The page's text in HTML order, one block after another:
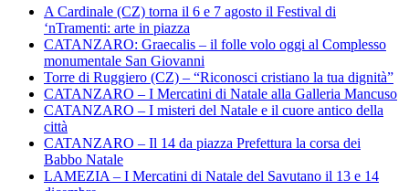
A Cardinale (CZ) torna il 6 e 7 agosto il Festival di
‘nTramenti: arte in piazza
CATANZARO: Graecalis – il folle volo oggi al Complesso
monumentale San Giovanni
Torre di Ruggiero (CZ) – “Riconosci cristiano la tua dignità”
CATANZARO – I Mercatini di Natale alla Galleria Mancuso
CATANZARO – I misteri del Natale e il cuore antico della
città
CATANZARO – Il 14 da piazza Prefettura la corsa dei
Babbo Natale
LAMEZIA – I Mercatini di Natale del Savutano il 13 e 14